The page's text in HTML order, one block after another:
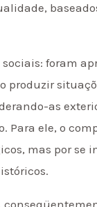
foram
produzir
as
Para ele, o
mas por se